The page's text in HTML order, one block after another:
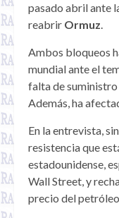
pasado abril ante
reabrir Ormuz.
Ambos bloqueos
mundial ante el
falta de suministro
Además, ha
En la entrevista,
resistencia que
estadounidense,
Wall Street, y
precio del